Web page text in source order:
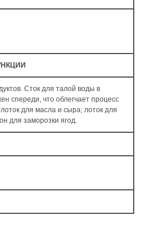
Сток для талой воды в
спереди, что облегчает процесс
для масла и сыра; лоток для
для заморозки ягод.